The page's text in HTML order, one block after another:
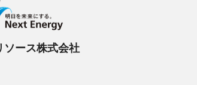
ース株式会社